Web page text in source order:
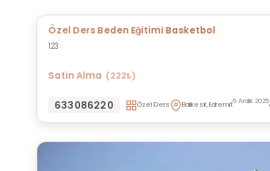
Özel Ders Beden Eğitimi Basketbol
123
Satin Alma (222₺)
633086220 Özel Ders Balıkesir, Edremit6 Aralık 2025